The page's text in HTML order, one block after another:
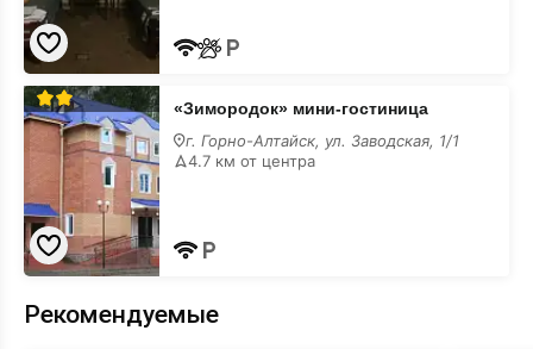
«Зимородок»
мини-
гостиница
лучшие
«Зимородок» мини-гостиница
г. Горно-Алтайск, ул. Заводская, 1/1
4.7 км от центра
Рекомендуемые